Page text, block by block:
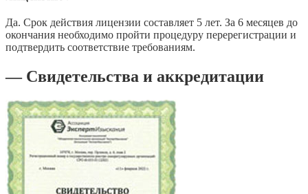
Да. Срок действия лицензии составляет 5 лет. За 6 месяцев до
окончания необходимо пройти процедуру перерегистрации и
подтвердить соответствие требованиям.
— Свидетельства и аккредитации